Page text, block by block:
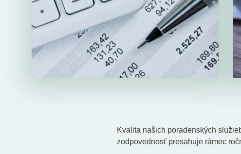
Kvalita našich poradenských
zodpovednosť presahuje rámec